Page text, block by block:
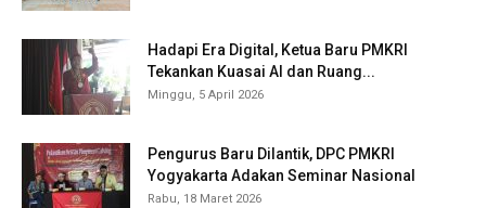
Hadapi Era Digital, Ketua Baru PMKRI
Tekankan Kuasai AI dan Ruang...
Minggu, 5 April 2026
Pengurus Baru Dilantik, DPC PMKRI
Yogyakarta Adakan Seminar Nasional
Rabu, 18 Maret 2026